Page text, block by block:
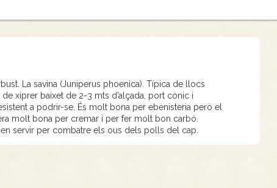
La savina (Juniperus phoenica). Típica de llocs
xiprer baixet de 2-3 mts d’alçada, port cònic i
a podrir-se. És molt bona per ebenisteria però el
molt bona per cremar i per fer molt bon carbó.
servir per combatre els ous dels polls del cap.